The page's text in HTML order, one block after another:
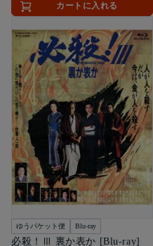
カートに入れる
ゆうパケット便 Blu-ray
必殺！Ⅲ 裏か表か [Blu-ray]